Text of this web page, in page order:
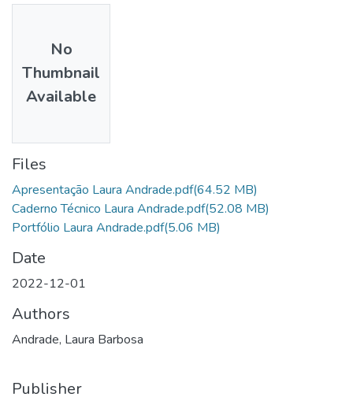
No
Thumbnail
Available
Files
Apresentação Laura Andrade.pdf(64.52 MB)
Caderno Técnico Laura Andrade.pdf(52.08 MB)
Portfólio Laura Andrade.pdf(5.06 MB)
Date
2022-12-01
Authors
Andrade, Laura Barbosa
Publisher